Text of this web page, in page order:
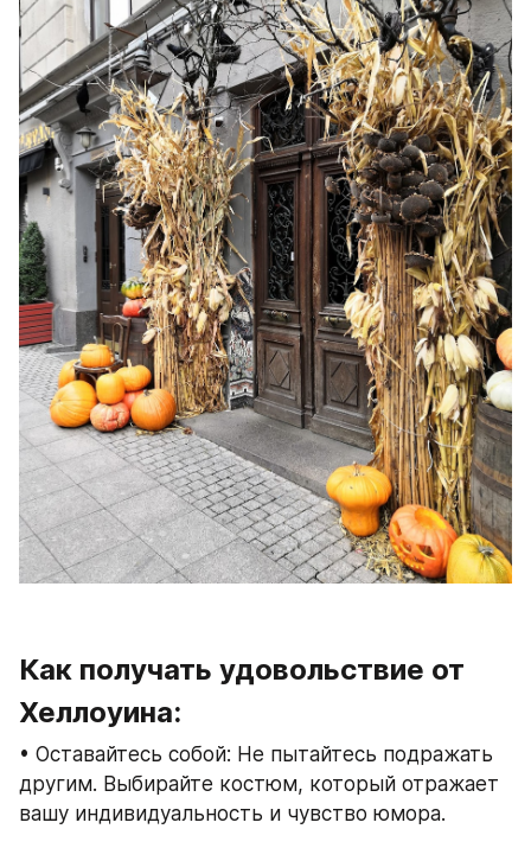
Как получать удовольствие от
Хеллоуина:
• Оставайтесь собой: Не пытайтесь подражать
другим. Выбирайте костюм, который отражает
вашу индивидуальность и чувство юмора.